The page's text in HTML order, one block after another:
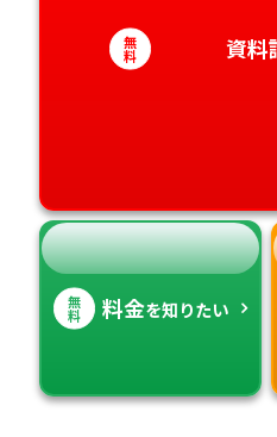
愛
香
宮
無
料 資料
無
料 料金を知りたい